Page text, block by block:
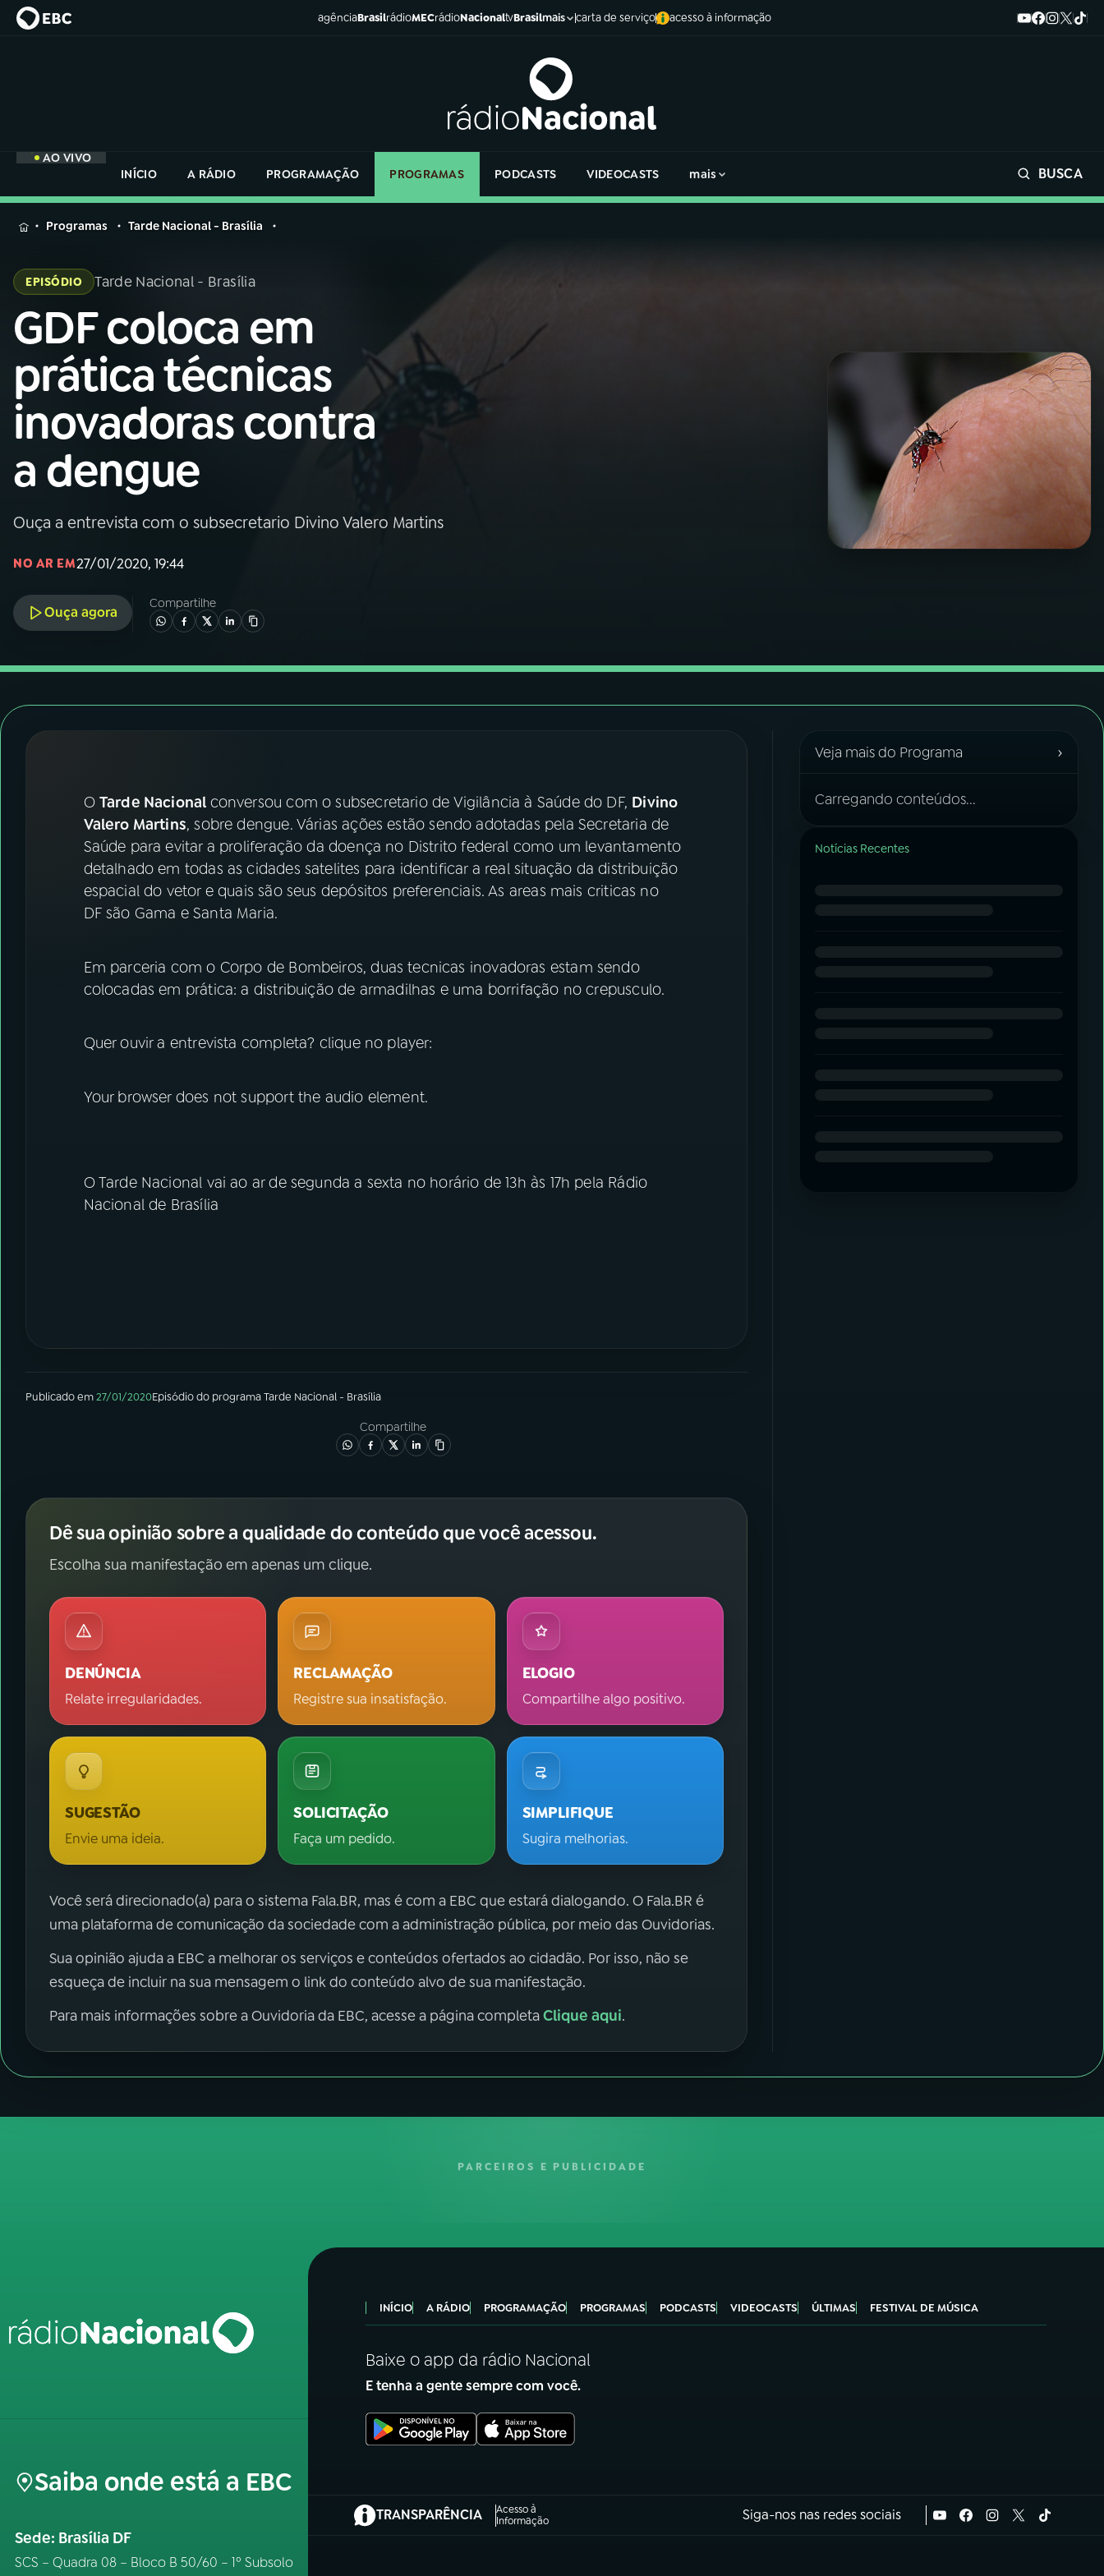
agênciaBrasilrádioMECrádioNacionaltvBrasilmais carta de serviço acesso à informação
AO VIVO
INÍCIO
A RÁDIO PROGRAMAÇÃO PROGRAMAS PODCASTS VIDEOCASTS mais BUSCA
MENU
Buscar
na
Rádio
Nacional
AO VIVO
01INÍCIO
02A RÁDIO
03 PROGRAMAÇÃO
05PODCASTS
FESTIVAL DE MÚSICA
ACOMPANHE A RÁDIO NACIONAL
Facebook
Instagram X
na
Rádio
Programas Tarde Nacional - Brasília
EPISÓDIO Tarde Nacional - Brasília
GDF coloca em
prática técnicas
inovadoras contra
a dengue
Ouça a entrevista com o subsecretario Divino Valero Martins
NO AR EM27/01/2020, 19:44
Ouça agora
Compartilhe
O Tarde Nacional conversou com o subsecretario de Vigilância à Saúde do DF, Divino
Valero Martins, sobre dengue. Várias ações estão sendo adotadas pela Secretaria de
Saúde para evitar a proliferação da doença no Distrito federal como um levantamento
detalhado em todas as cidades satelites para identificar a real situação da distribuição
espacial do vetor e quais são seus depósitos preferenciais. As areas mais criticas no
DF são Gama e Santa Maria.
Em parceria com o Corpo de Bombeiros, duas tecnicas inovadoras estam sendo
colocadas em prática: a distribuição de armadilhas e uma borrifação no crepusculo.
Quer ouvir a entrevista completa? clique no player:
Your browser does not support the audio element.
O Tarde Nacional vai ao ar de segunda a sexta no horário de 13h às 17h pela Rádio
Nacional de Brasília
Publicado em27/01/2020Episódiodo programaTarde Nacional - Brasília
Compartilhe
Dê sua opinião sobre a qualidade do conteúdo que você acessou.
Escolha sua manifestação em apenas um clique.
DENÚNCIA
Relate irregularidades.
RECLAMAÇÃO
Registre sua insatisfação.
ELOGIO
Compartilhe algo positivo.
SUGESTÃO
Envie uma ideia.
SOLICITAÇÃO
Faça um pedido.
SIMPLIFIQUE
Sugira melhorias.
Você será direcionado(a) para o sistema Fala.BR, mas é com a EBC que estará dialogando. O Fala.BR é
uma plataforma de comunicação da sociedade com a administração pública, por meio das Ouvidorias.
Sua opinião ajuda a EBC a melhorar os serviços e conteúdos ofertados ao cidadão. Por isso, não se
esqueça de incluir na sua mensagem o link do conteúdo alvo de sua manifestação.
Para mais informações sobre a Ouvidoria da EBC, acesse a página completaClique aqui.
Veja mais do Programa ›
Carregando conteúdos...
Notícias Recentes
PARCEIROS E PUBLICIDADE
Saiba onde está a EBC
Sede: Brasília DF
SCS – Quadra 08 – Bloco B 50/60 – 1º Subsolo
INÍCIO A RÁDIO PROGRAMAÇÃO PROGRAMAS PODCASTS VIDEOCASTS ÚLTIMAS FESTIVAL DE MÚSICA
Baixe o app da rádio Nacional
E tenha a gente sempre com você.
TRANSPARÊNCIA
Acesso à
Informação
(abre em nova aba) Siga-nos nas redes sociais